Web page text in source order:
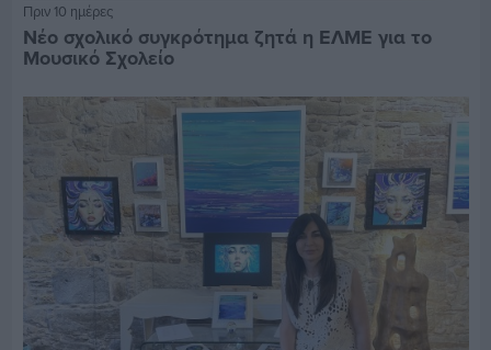
Πριν 10 ημέρες
Νέο σχολικό συγκρότημα ζητά η ΕΛΜΕ για το
Μουσικό Σχολείο